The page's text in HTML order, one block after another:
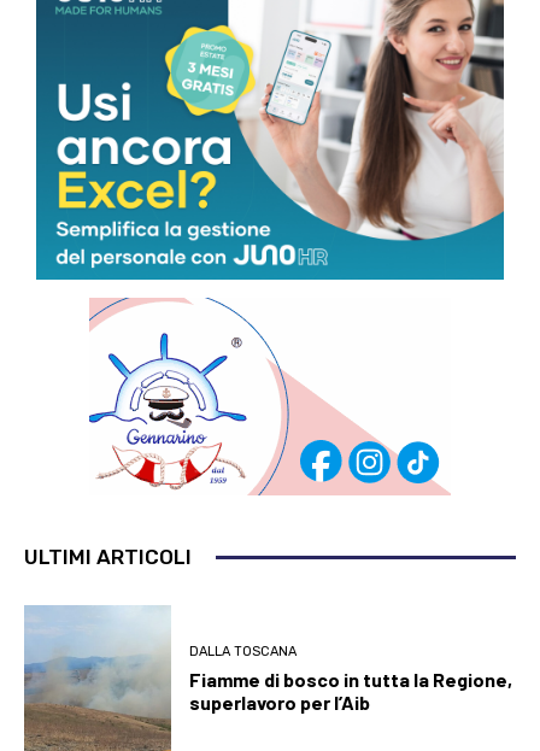
ULTIMI ARTICOLI
DALLA TOSCANA
Fiamme di bosco in tutta la Regione,
superlavoro per l’Aib